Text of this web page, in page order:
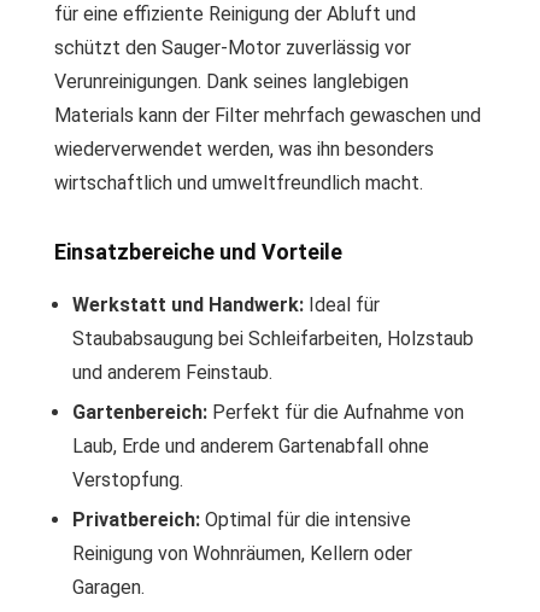
für eine effiziente Reinigung der Abluft und
schützt den Sauger-Motor zuverlässig vor
Verunreinigungen. Dank seines langlebigen
Materials kann der Filter mehrfach gewaschen und
wiederverwendet werden, was ihn besonders
wirtschaftlich und umweltfreundlich macht.
Einsatzbereiche und Vorteile
Werkstatt und Handwerk: Ideal für
Staubabsaugung bei Schleifarbeiten, Holzstaub
und anderem Feinstaub.
Gartenbereich: Perfekt für die Aufnahme von
Laub, Erde und anderem Gartenabfall ohne
Verstopfung.
Privatbereich: Optimal für die intensive
Reinigung von Wohnräumen, Kellern oder
Garagen.